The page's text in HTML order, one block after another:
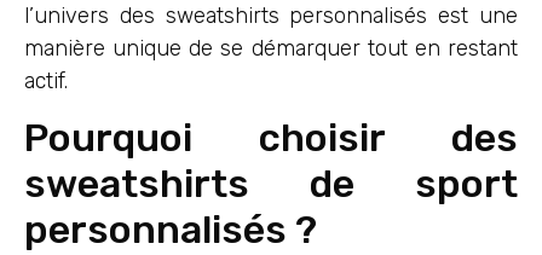
l’univers des sweatshirts personnalisés est une
manière unique de se démarquer tout en restant
actif.
Pourquoi choisir des
sweatshirts de sport
personnalisés ?